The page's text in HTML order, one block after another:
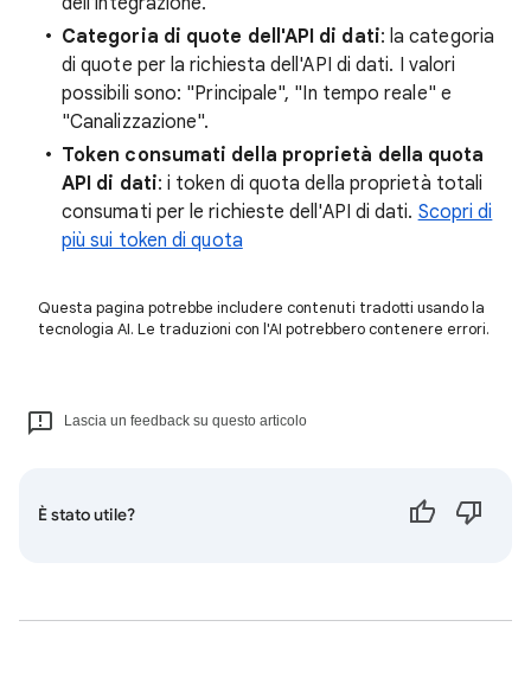
Categoria di quote dell'API di dati: la categoria
di quote per la richiesta dell'API di dati. I valori
possibili sono: "Principale", "In tempo reale" e
"Canalizzazione".
Token consumati della proprietà della quota
API di dati: i token di quota della proprietà totali
consumati per le richieste dell'API di dati. Scopri di
più sui token di quota
Questa pagina potrebbe includere contenuti tradotti usando la
tecnologia AI. Le traduzioni con l'AI potrebbero contenere errori.
Lascia un feedback su questo articolo
È stato utile?